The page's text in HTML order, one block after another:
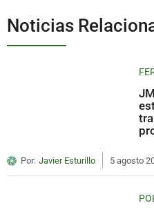
Noticias
Por: Javier Esturillo 5 agosto